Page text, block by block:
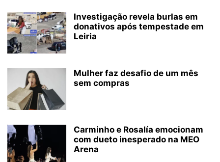
Investigação revela burlas em
donativos após tempestade em
Leiria
Mulher faz desafio de um mês
sem compras
Carminho e Rosalía emocionam
com dueto inesperado na MEO
Arena